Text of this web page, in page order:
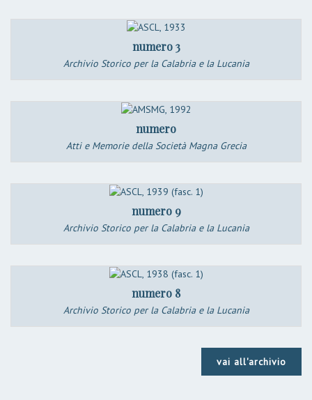
numero 3
Archivio Storico per la Calabria e la Lucania
numero
Atti e Memorie della Società Magna Grecia
numero 9
Archivio Storico per la Calabria e la Lucania
numero 8
Archivio Storico per la Calabria e la Lucania
vai all'archivio